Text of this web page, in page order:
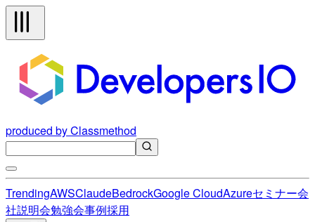
produced by Classmethod
TrendingAWSClaudeBedrockGoogle CloudAzureセミナー会
社説明会勉強会事例採用